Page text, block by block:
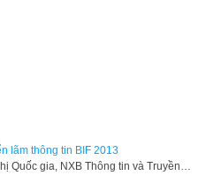
lãm thông tin BIF 2013
Quốc gia, NXB Thông tin và Truyền…